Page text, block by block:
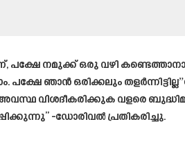
പക്ഷേ നമുക്ക് ഒരു വഴി
പക്ഷേ ഞാൻ ഒരിക്കലും
വിശദീകരിക്കുക വളരെ
-ഡോരിവൽ പ്രതികരിച്ചു.